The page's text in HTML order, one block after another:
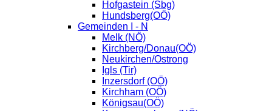
Hofgastein (Sbg)
Hundsberg(OÖ)
Gemeinden I - N
Melk (NÖ)
Kirchberg/Donau(OÖ)
Neukirchen/Ostrong
Igls (Tir)
Inzersdorf (OÖ)
Kirchham (OÖ)
Königsau(OÖ)